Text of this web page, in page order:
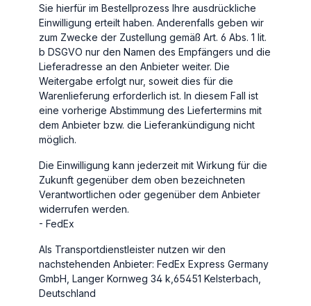
Sie hierfür im Bestellprozess Ihre ausdrückliche
Einwilligung erteilt haben. Anderenfalls geben wir
zum Zwecke der Zustellung gemäß Art. 6 Abs. 1 lit.
b DSGVO nur den Namen des Empfängers und die
Lieferadresse an den Anbieter weiter. Die
Weitergabe erfolgt nur, soweit dies für die
Warenlieferung erforderlich ist. In diesem Fall ist
eine vorherige Abstimmung des Liefertermins mit
dem Anbieter bzw. die Lieferankündigung nicht
möglich.
Die Einwilligung kann jederzeit mit Wirkung für die
Zukunft gegenüber dem oben bezeichneten
Verantwortlichen oder gegenüber dem Anbieter
widerrufen werden.
- FedEx
Als Transportdienstleister nutzen wir den
nachstehenden Anbieter: FedEx Express Germany
GmbH, Langer Kornweg 34 k,65451 Kelsterbach,
Deutschland